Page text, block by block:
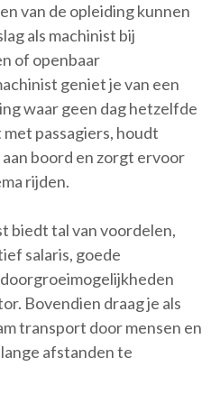
van de opleiding kunnen
als machinist bij
of openbaar
geniet je van een
waar geen dag hetzelfde
passagiers, houdt
boord en zorgt ervoor
rijden.
biedt tal van voordelen,
salaris, goede
Bovendien draag je als
transport door mensen en
afstanden te